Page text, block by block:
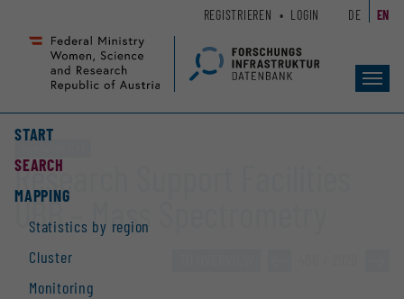
Seiteninhalt
Accesskey
Hauptnavigation
Accesskey
START
SEARCH
MAPPING
Statistics by region
Cluster
Monitoring
REGISTRIEREN LOGIN DE EN
Research Support Facilities
UBB – Mass Spectrometry